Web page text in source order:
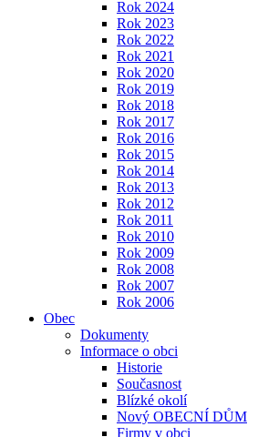
Rok 2024
Rok 2023
Rok 2022
Rok 2021
Rok 2020
Rok 2019
Rok 2018
Rok 2017
Rok 2016
Rok 2015
Rok 2014
Rok 2013
Rok 2012
Rok 2011
Rok 2010
Rok 2009
Rok 2008
Rok 2007
Rok 2006
Obec
Dokumenty
Informace o obci
Historie
Současnost
Blízké okolí
Nový OBECNÍ DŮM
Firmy v obci